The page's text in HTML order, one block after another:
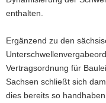
enthalten.
Ergänzend zu den
Vertragsordnung für
Sachsen schließt sich
dies bereits so